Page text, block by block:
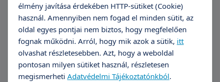
+36 70 659 88 88 Részletek
Emlősebészeti nagy műtét egyoldali
1 399 000 Ft
élmény javítása érdekében HTTP-sütiket (Cookie)
használ. Amennyiben nem fogad el minden sütit, az
oldal egyes pontjai nem biztos, hogy megfelelően
fognak működni. Arról, hogy mik azok a sütik, itt
olvashat részletesebben. Azt, hogy a weboldal
pontosan milyen sütiket használ, részletesen
megismerheti Adatvédelmi Tájékoztatónkból.